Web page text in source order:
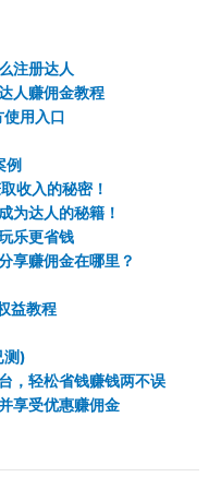
注册达人
人赚佣金教程
用入口
例
收入的秘密！
为达人的秘籍！
乐更省钱
享赚佣金在哪里？
益教程
测)
，轻松省钱赚钱两不误
享受优惠赚佣金